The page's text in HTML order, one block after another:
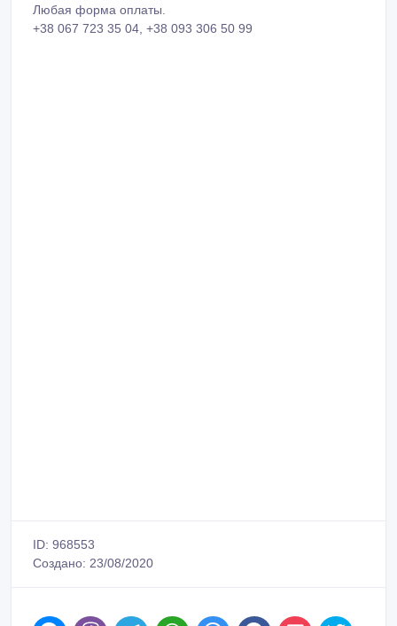
Любая форма оплаты.
+38 067 723 35 04, +38 093 306 50 99
ID: 968553
Создано: 23/08/2020